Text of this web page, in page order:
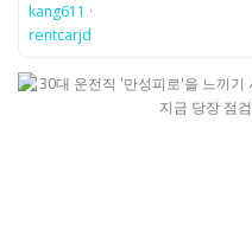
kang611 ·
rentcarjd